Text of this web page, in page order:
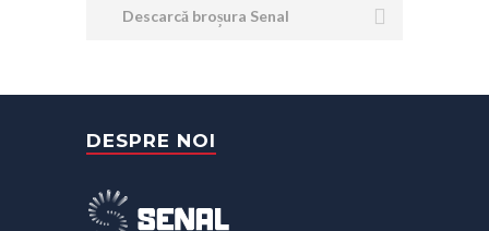
Descarcă broșura Senal
DESPRE NOI